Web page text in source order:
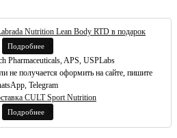
Nutrition Lean Body RTD в подарок
Подробнее
Pharmaceuticals, APS, USPLabs
не получается оформить на сайте, пишите
Telegram
CULT Sport Nutrition
Подробнее